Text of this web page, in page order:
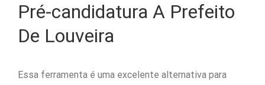
Pré-candidatura A Prefeito
De Louveira
Essa ferramenta é uma excelente alternativa para